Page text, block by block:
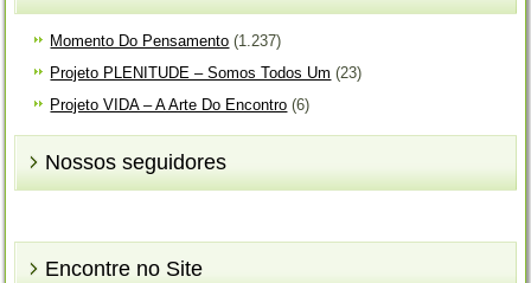
Momento Do Pensamento (1.237)
Projeto PLENITUDE – Somos Todos Um (23)
Projeto VIDA – A Arte Do Encontro (6)
Nossos seguidores
Encontre no Site